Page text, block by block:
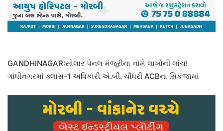
GANDHINAGAR:સોલાર પેનલ મંજૂરીના નામે લાખોની લાંચ!
ગાંધીનગરમાં ક્લાસ-1 અધિકારી એ.બી. ચૌધરી ACBના સિકંજામાં